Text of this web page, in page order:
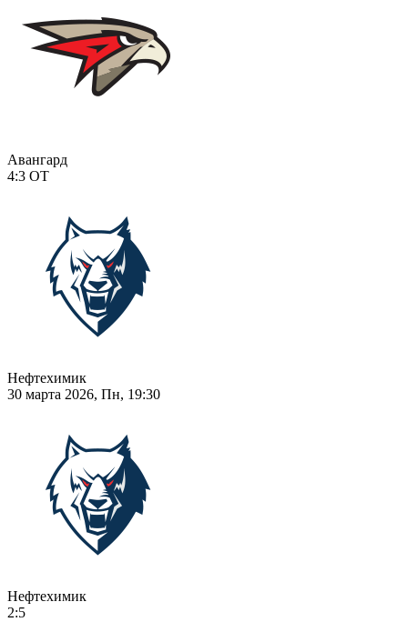
Авангард
4:3 ОТ
Нефтехимик
30 марта 2026, Пн, 19:30
Нефтехимик
2:5